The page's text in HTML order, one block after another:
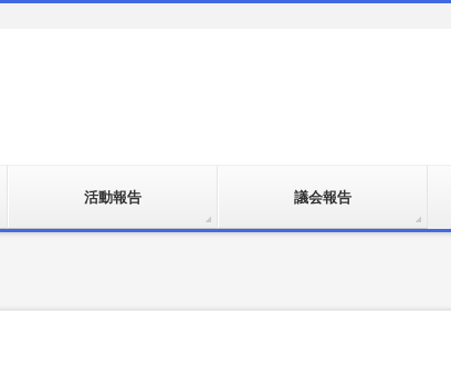
活動報告 議会報告